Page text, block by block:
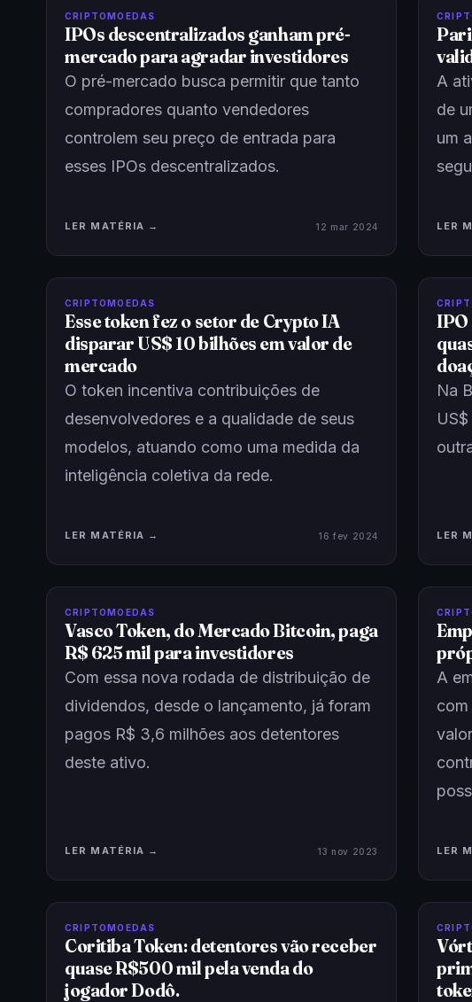
CRIPTOMOEDAS
IPOs descentralizados ganham pré-
mercado para agradar investidores
O pré-mercado busca permitir que tanto
compradores quanto vendedores
controlem seu preço de entrada para
esses IPOs descentralizados.
LER MATÉRIA → 12 mar 2024
A
de
um
LER
CRIPTOMOEDAS
Esse token fez o setor de Crypto IA
disparar US$ 10 bilhões em valor de
mercado
O token incentiva contribuições de
desenvolvedores e a qualidade de seus
modelos, atuando como uma medida da
inteligência coletiva da rede.
LER MATÉRIA → 16 fev 2024
IPO
Na
LER
CRIPTOMOEDAS
Vasco Token, do Mercado Bitcoin, paga
R$ 625 mil para investidores
Com essa nova rodada de distribuição de
dividendos, desde o lançamento, já foram
pagos R$ 3,6 milhões aos detentores
deste ativo.
LER MATÉRIA → 13 nov 2023
A
LER
CRIPTOMOEDAS
Coritiba Token: detentores vão receber
quase R$500 mil pela venda do
jogador Dodô.